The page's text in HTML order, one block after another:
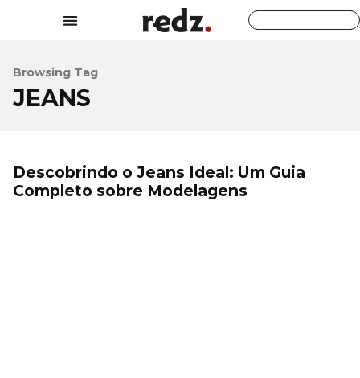
Browsing Tag
JEANS
Descobrindo o Jeans Ideal: Um Guia
Completo sobre Modelagens